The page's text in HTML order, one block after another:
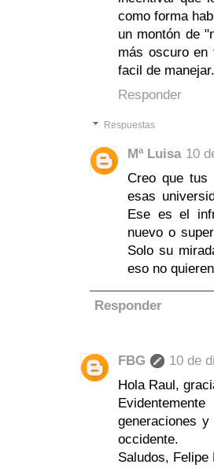
como forma
un montón de
más oscuro en
facil de
Responder
Respuestas
Mª Luisa 10
Creo que tus
esas
Ese es el
nuevo o
Solo su
eso no
Responder
FBG
10 de
Hola Raul,
generaciones
occidente.
Saludos, Felipe